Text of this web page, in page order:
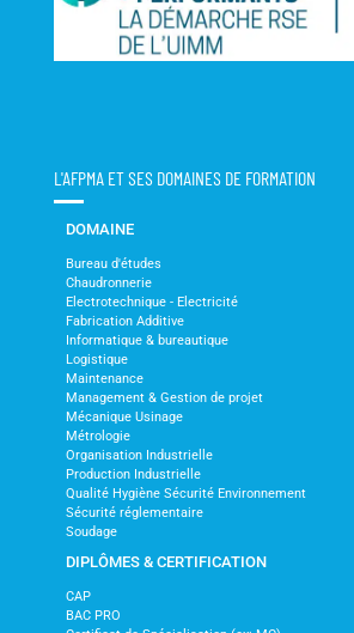
L'AFPMA ET SES DOMAINES DE FORMATION
DOMAINE
Bureau d'études
Chaudronnerie
Electrotechnique - Electricité
Fabrication Additive
Informatique & bureautique
Logistique
Maintenance
Management & Gestion de projet
Mécanique Usinage
Métrologie
Organisation Industrielle
Production Industrielle
Qualité Hygiène Sécurité Environnement
Sécurité réglementaire
Soudage
DIPLÔMES & CERTIFICATION
CAP
BAC PRO